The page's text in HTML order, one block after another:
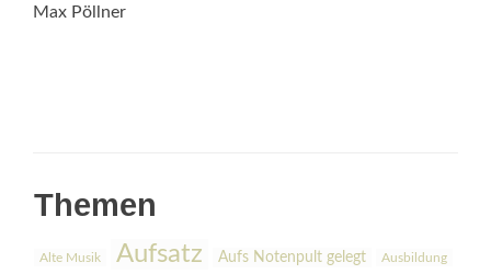
Max Pöllner
Themen
Alte Musik Aufsatz Aufs Notenpult gelegt Ausbildung